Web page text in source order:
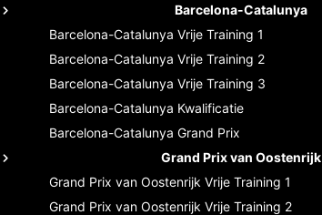
Barcelona-Catalunya
Barcelona-Catalunya Vrije Training 1
Barcelona-Catalunya Vrije Training 2
Barcelona-Catalunya Vrije Training 3
Barcelona-Catalunya Kwalificatie
Barcelona-Catalunya Grand Prix
Grand Prix van Oostenrijk
Grand Prix van Oostenrijk Vrije Training 1
Grand Prix van Oostenrijk Vrije Training 2